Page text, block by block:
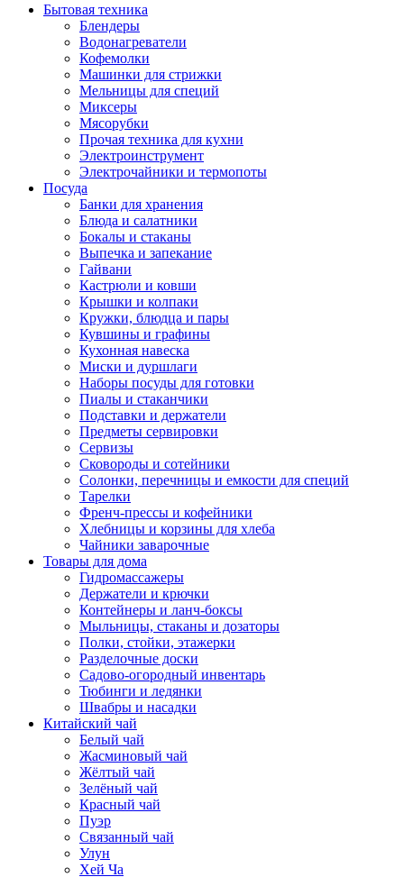
Бытовая техника
Блендеры
Водонагреватели
Кофемолки
Машинки для стрижки
Мельницы для специй
Миксеры
Мясорубки
Прочая техника для кухни
Электроинструмент
Электрочайники и термопоты
Посуда
Банки для хранения
Блюда и салатники
Бокалы и стаканы
Выпечка и запекание
Гайвани
Кастрюли и ковши
Крышки и колпаки
Кружки, блюдца и пары
Кувшины и графины
Кухонная навеска
Миски и дуршлаги
Наборы посуды для готовки
Пиалы и стаканчики
Подставки и держатели
Предметы сервировки
Сервизы
Сковороды и сотейники
Солонки, перечницы и емкости для специй
Тарелки
Френч-прессы и кофейники
Хлебницы и корзины для хлеба
Чайники заварочные
Товары для дома
Гидромассажеры
Держатели и крючки
Контейнеры и ланч-боксы
Мыльницы, стаканы и дозаторы
Полки, стойки, этажерки
Разделочные доски
Садово-огородный инвентарь
Тюбинги и ледянки
Швабры и насадки
Китайский чай
Белый чай
Жасминовый чай
Жёлтый чай
Зелёный чай
Красный чай
Пуэр
Связанный чай
Улун
Хей Ча